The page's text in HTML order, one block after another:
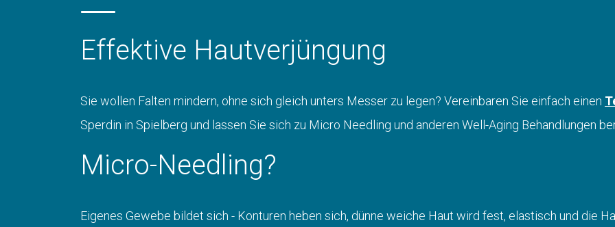
Effektive Hautverjüngung
Sie wollen Falten mindern, ohne sich gleich unters Messer zu legen? Vereinbaren Sie einfach einen
Sperdin in Spielberg und lassen Sie sich zu Micro Needling und anderen Well-Aging Behandlungen
Micro-Needling?
Eigenes Gewebe bildet sich - Konturen heben sich, dünne weiche Haut wird fest, elastisch und die